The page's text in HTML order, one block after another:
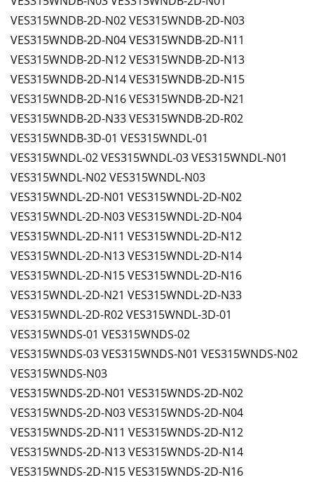
VES315WNDB-2D-N02 VES315WNDB-2D-N03
VES315WNDB-2D-N04 VES315WNDB-2D-N11
VES315WNDB-2D-N12 VES315WNDB-2D-N13
VES315WNDB-2D-N14 VES315WNDB-2D-N15
VES315WNDB-2D-N16 VES315WNDB-2D-N21
VES315WNDB-2D-N33 VES315WNDB-2D-R02
VES315WNDB-3D-01 VES315WNDL-01
VES315WNDL-02 VES315WNDL-03 VES315WNDL-N01
VES315WNDL-N02 VES315WNDL-N03
VES315WNDL-2D-N01 VES315WNDL-2D-N02
VES315WNDL-2D-N03 VES315WNDL-2D-N04
VES315WNDL-2D-N11 VES315WNDL-2D-N12
VES315WNDL-2D-N13 VES315WNDL-2D-N14
VES315WNDL-2D-N15 VES315WNDL-2D-N16
VES315WNDL-2D-N21 VES315WNDL-2D-N33
VES315WNDL-2D-R02 VES315WNDL-3D-01
VES315WNDS-01 VES315WNDS-02
VES315WNDS-03 VES315WNDS-N01 VES315WNDS-N02
VES315WNDS-N03
VES315WNDS-2D-N01 VES315WNDS-2D-N02
VES315WNDS-2D-N03 VES315WNDS-2D-N04
VES315WNDS-2D-N11 VES315WNDS-2D-N12
VES315WNDS-2D-N13 VES315WNDS-2D-N14
VES315WNDS-2D-N15 VES315WNDS-2D-N16